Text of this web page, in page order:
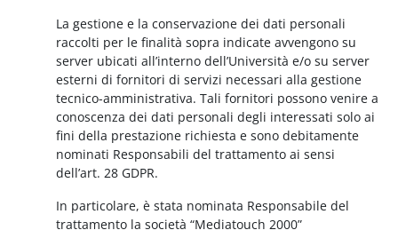
La gestione e la conservazione dei dati personali
raccolti per le finalità sopra indicate avvengono su
server ubicati all’interno dell’Università e/o su server
esterni di fornitori di servizi necessari alla gestione
tecnico-amministrativa. Tali fornitori possono venire a
conoscenza dei dati personali degli interessati solo ai
fini della prestazione richiesta e sono debitamente
nominati Responsabili del trattamento ai sensi
dell’art. 28 GDPR.
In particolare, è stata nominata Responsabile del
trattamento la società “Mediatouch 2000”